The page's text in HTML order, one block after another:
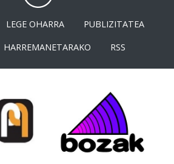
LEGE OHARRA
PUBLIZITATEA
HARREMANETARAKO RSS